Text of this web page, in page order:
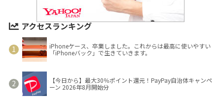
アクセスランキング
iPhoneケース、卒業しました。これからは最高に使いやすい
「iPhoneバック」で生きていきます。
【今日から】最大30％ポイント還元！PayPay自治体キャンペ
ーン 2026年8月開始分